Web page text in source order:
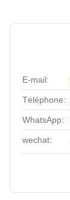
E-mail:
Téléphone:
WhatsApp:
wechat: